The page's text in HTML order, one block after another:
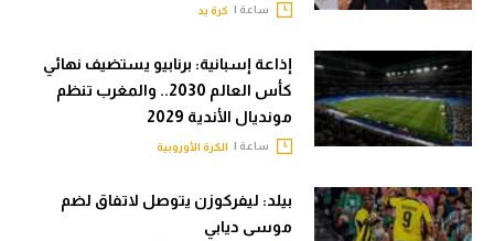
ساعة | كرة يد
إذاعة إسبانية: برنابيو يستضيف نهائي
كأس العالم 2030.. والمغرب تنظم
مونديال الأندية 2029
ساعة | الكرة الأوروبية
بيلد: ليفركوزن يتوصل لاتفاق لضم
موسى ديابي